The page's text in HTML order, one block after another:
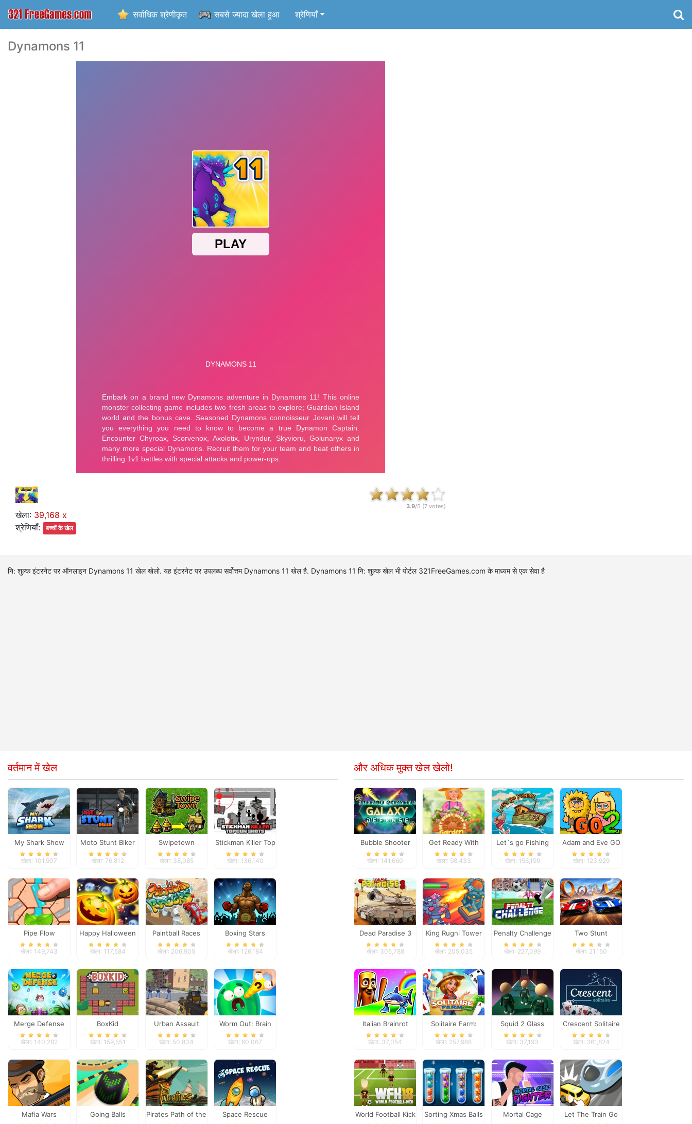
सर्वाधिक श्रेणीकृत सबसे ज्यादा खेला हुआ श्रेणियाँ
Dynamons 11
खेला: 39,168 x
श्रेणियाँ:
बच्चों के खेल
3.9/5 (7votes)
नि: शुल्क इंटरनेट पर ऑनलाइन Dynamons 11 खेल खेलो. यह इंटरनेट पर उपलब्ध सर्वोत्तम Dynamons 11 खेल है. Dynamons 11 नि: शुल्क खेल भी पोर्टल 321FreeGames.com के माध्यम से एक सेवा है
वर्तमान में खेल
My Shark Show
खेला: 101,907
Moto Stunt Biker
खेला: 76,812
Swipetown
खेला: 38,085
Stickman Killer Top
Gun Shots
खेला: 136,140
Pipe Flow
खेला: 149,743
Happy Halloween
खेला: 117,584
Paintball Races
खेला: 206,905
Boxing Stars
खेला: 126,184
Merge Defense
खेला: 140,282
BoxKid
खेला: 159,551
Urban Assault
Force
खेला: 50,834
Worm Out: Brain
Teaser Games
खेला: 60,067
Mafia Wars
Going Balls
Pirates Path of the
Space Rescue
और अधिक मुक्त खेल खेलो!
Bubble Shooter
Galaxy Defense
खेला: 141,660
Get Ready With
Me Garden
खेला: 98,433
Let`s go Fishing
खेला: 156,199
Adam and Eve GO
2
खेला: 123,929
Dead Paradise 3
खेला: 305,788
King Rugni Tower
Defense
खेला: 205,035
Penalty Challenge
खेला: 227,099
Two Stunt
Supercars
खेला: 21,150
Italian Brainrot
Survive Parkour
खेला: 37,054
Solitaire Farm:
Seasons
खेला: 257,968
Squid 2 Glass
Bridge
खेला: 37,193
Crescent Solitaire
खेला: 361,824
World Football Kick
Sorting Xmas Balls
Mortal Cage
Let The Train Go